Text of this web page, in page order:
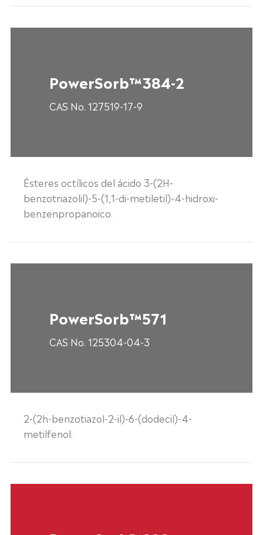
PowerSorb™384-2
CAS No. 127519-17-9
Ésteres octílicos del ácido 3-(2H-
benzotriazolil)-5-(1,1-di-metiletil)-4-hidroxi-
benzenpropanoico.
PowerSorb™571
CAS No. 125304-04-3
2-(2h-benzotiazol-2-il)-6-(dodecil)-4-
metilfenol.